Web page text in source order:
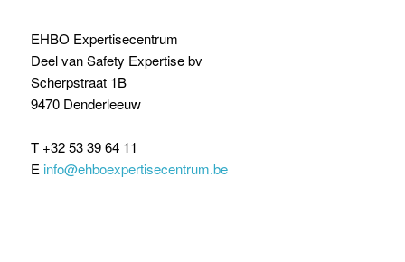
EHBO Expertisecentrum
Deel van Safety Expertise bv
Scherpstraat 1B
9470 Denderleeuw
T +32 53 39 64 11
E info@ehboexpertisecentrum.be